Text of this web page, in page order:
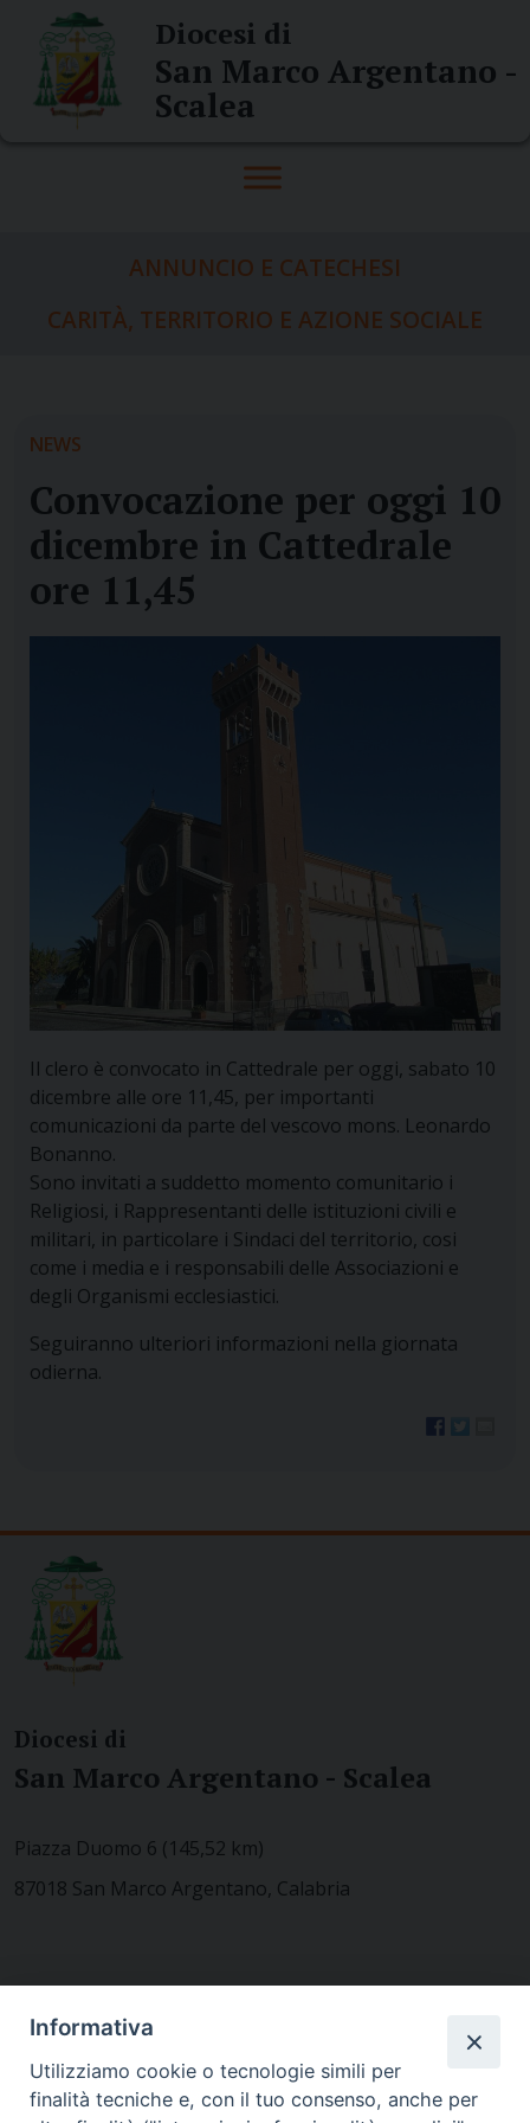
content
Diocesi di
San Marco Argentano -
Scalea
ANNUNCIO E CATECHESI
CARITÀ, TERRITORIO E AZIONE SOCIALE
NEWS
Convocazione per oggi 10
dicembre in Cattedrale
ore 11,45
Il clero è convocato in Cattedrale per oggi, sabato 10
dicembre alle ore 11,45, per importanti
comunicazioni da parte del vescovo mons. Leonardo
Bonanno.
Sono invitati a suddetto momento comunitario i
Religiosi, i Rappresentanti delle istituzioni civili e
militari, in particolare i Sindaci del territorio, cosi
come i media e i responsabili delle Associazioni e
degli Organismi ecclesiastici.
Seguiranno ulteriori informazioni nella giornata
odierna.
Diocesi di
San Marco Argentano - Scalea
Piazza Duomo 6 (145,52 km)
87018 San Marco Argentano, Calabria
MODULISTICA
Informativa
Utilizziamo cookie o tecnologie simili per
finalità tecniche e, con il tuo consenso, anche per